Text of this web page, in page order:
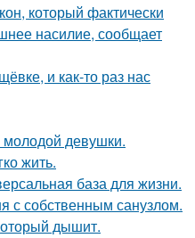
который фактически
насилие, сообщает
и как-то раз нас
молодой девушки.
жить.
база для жизни.
с собственным санузлом.
дышит.